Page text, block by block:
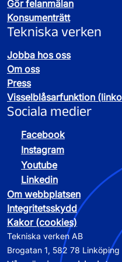
om du vill veta mer.
Om du behöver
över eller under
ombyggnation av
mätsystemet. Denna
för, och arbetet utförs
Vilken huvudsäkring
Gör felanmälan
Konsumenträtt
Tekniska verken
Jobba hos oss
Om oss
Press
Visselblåsarfunktion
Sociala medier
Facebook
Instagram
Youtube
Linkedin
Om webbplatsen
Integritetsskydd
Kakor (cookies)
Tekniska verken AB
Brogatan 1, 582 78 Linköping